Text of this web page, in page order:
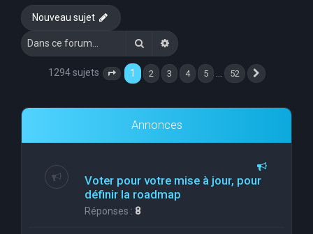
Nouveau sujet
RechercherRecherche avancée
1294 sujets Page 1 sur 52
1 2 3 4 5 … 52
Annonces
Voter pour votre mise à jour, pour
définir la roadmap
Réponses : 8